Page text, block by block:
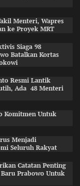
Menteri, Wapres
ke Proyek MRT
Siaga 98
Batalkan Kortas
Resmi Lantik
Ada 48 Menteri
Komitmen Untuk
Menjadi
Seluruh Rakyat
Catatan Penting
Prabowo Untuk